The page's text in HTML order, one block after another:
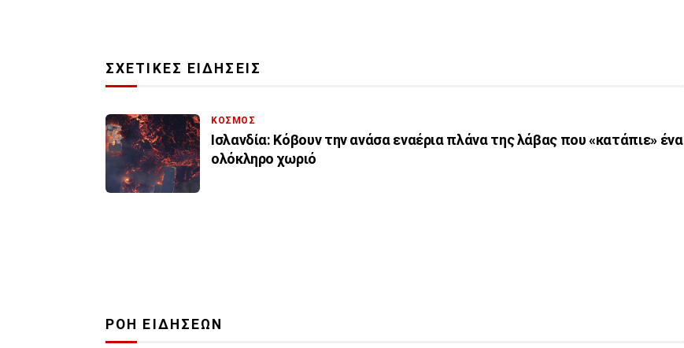
ΣΧΕΤΙΚΕΣ ΕΙΔΗΣΕΙΣ
ΚΟΣΜΟΣ
Ισλανδία: Kόβουν την ανάσα εναέρια πλάνα της λάβας που «κατάπιε» ένα
ολόκληρο χωριό
ΡΟΗ ΕΙΔΗΣΕΩΝ